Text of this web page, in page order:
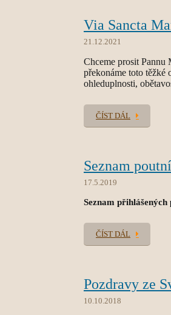
Via Sancta
21.12.2021
Chceme prosit Pannu
překonáme toto
ohleduplnosti,
ČÍST DÁL
Seznam
17.5.2019
Seznam přihlášených
ČÍST DÁL
Pozdravy ze
10.10.2018